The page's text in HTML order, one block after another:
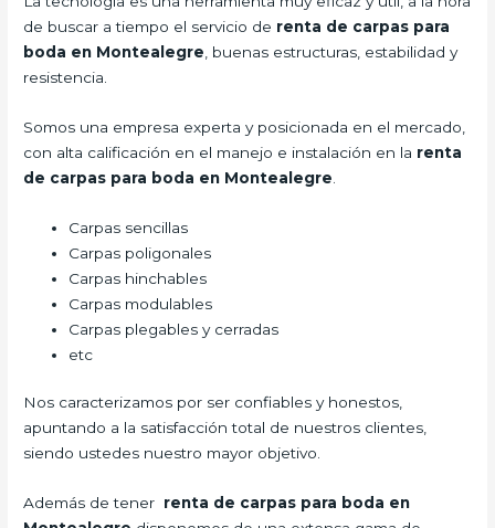
de buscar a tiempo el servicio de renta de carpas para
boda en Montealegre , buenas estructuras, estabilidad y
resistencia.
Somos una empresa experta y posicionada en el mercado,
con alta calificación en el manejo e instalación en la renta
de carpas para boda en Montealegre
Carpas sencillas
Carpas poligonales
Carpas hinchables
Carpas modulables
Carpas plegables y cerradas
etc
Nos caracterizamos por ser confiables y honestos,
apuntando a la satisfacción total de nuestros clientes,
siendo ustedes nuestro mayor objetivo.
Además de tener renta de carpas para boda en